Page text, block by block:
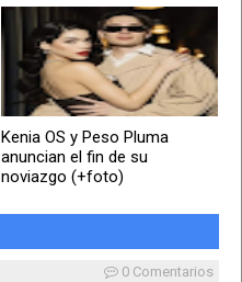
Kenia OS y Peso Pluma
anuncian el fin de su
noviazgo (+foto)
0 Comentarios